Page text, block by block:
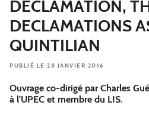
DECLAMATION,
DECLAMATIONS
QUINTILIAN
PUBLIÉ LE 28 JANVIER 2016
Ouvrage co-dirigé par Charles
à l'UPEC et membre du LIS.